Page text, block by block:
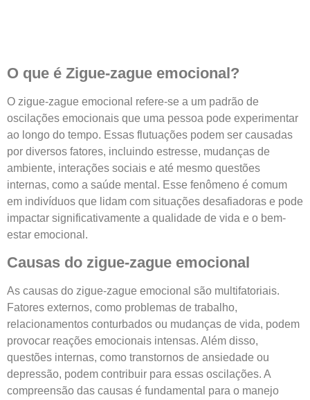
O que é Zigue-zague emocional?
O zigue-zague emocional refere-se a um padrão de
oscilações emocionais que uma pessoa pode experimentar
ao longo do tempo. Essas flutuações podem ser causadas
por diversos fatores, incluindo estresse, mudanças de
ambiente, interações sociais e até mesmo questões
internas, como a saúde mental. Esse fenômeno é comum
em indivíduos que lidam com situações desafiadoras e pode
impactar significativamente a qualidade de vida e o bem-
estar emocional.
Causas do zigue-zague emocional
As causas do zigue-zague emocional são multifatoriais.
Fatores externos, como problemas de trabalho,
relacionamentos conturbados ou mudanças de vida, podem
provocar reações emocionais intensas. Além disso,
questões internas, como transtornos de ansiedade ou
depressão, podem contribuir para essas oscilações. A
compreensão das causas é fundamental para o manejo